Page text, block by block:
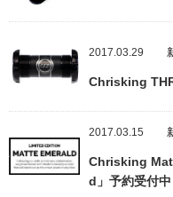
2017.03.29
Chrisking
2017.03.15
Chrisking
d」予約受付中